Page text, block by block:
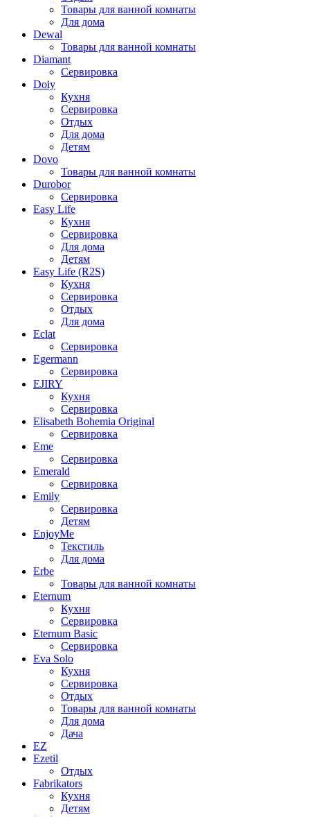
Товары для ванной комнаты
Для дома
Dewal
Товары для ванной комнаты
Diamant
Сервировка
Doiy
Кухня
Сервировка
Отдых
Для дома
Детям
Dovo
Товары для ванной комнаты
Durobor
Сервировка
Easy Life
Кухня
Сервировка
Для дома
Детям
Easy Life (R2S)
Кухня
Сервировка
Отдых
Для дома
Eclat
Сервировка
Egermann
Сервировка
EJIRY
Кухня
Сервировка
Elisabeth Bohemia Original
Сервировка
Eme
Сервировка
Emerald
Сервировка
Emily
Сервировка
Детям
EnjoyMe
Текстиль
Для дома
Erbe
Товары для ванной комнаты
Eternum
Кухня
Сервировка
Eternum Basic
Сервировка
Eva Solo
Кухня
Сервировка
Отдых
Товары для ванной комнаты
Для дома
Дача
EZ
Ezetil
Отдых
Fabrikators
Кухня
Детям